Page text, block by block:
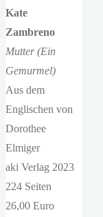
Kate
Zambreno
Mutter (Ein
Gemurmel)
Aus dem
Englischen von
Dorothee
Elmiger
aki Verlag 2023
224 Seiten
26,00 Euro